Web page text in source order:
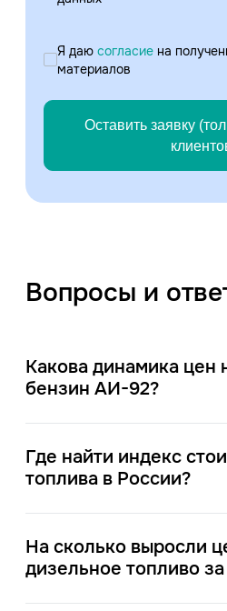
Я даю согласие на
материалов
Оставить заявку
Вопросы и
Какова динамика цен
бензин АИ-92?
Где найти индекс
топлива в России?
На сколько выросли
дизельное топливо